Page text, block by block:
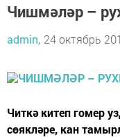
Чишмәләр –
admin, 24 октябрь
Читкә китеп гомер
сөякләре, кан